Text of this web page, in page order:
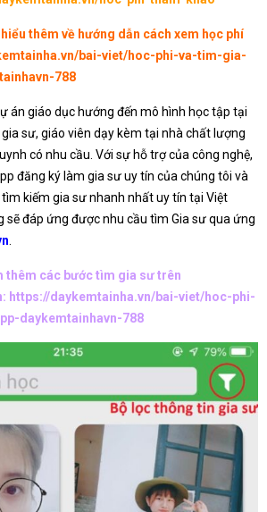
thêm về hướng dẫn cách xem học phí
bai-viet/hoc-phi-va-tim-gia-
788
án giáo dục hướng đến mô hình học tập tại
sư, giáo viên dạy kèm tại nhà chất lượng
có nhu cầu. Với sự hỗ trợ của công nghệ,
đăng ký làm gia sư uy tín của chúng tôi và
kiếm gia sư nhanh nhất uy tín tại Việt
sẽ đáp ứng được nhu cầu tìm Gia sư qua ứng
thêm các bước tìm gia sư trên
https://daykemtainha.vn/bai-viet/hoc-phi-
daykemtainhavn-788